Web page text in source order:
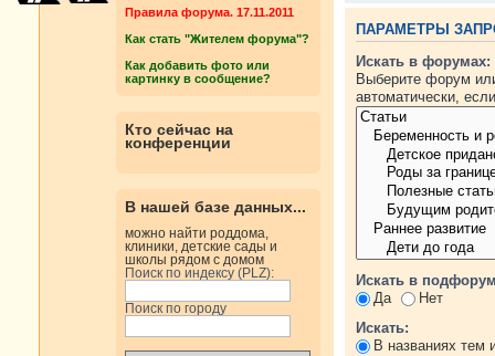
Правила форума. 17.11.2011
Как стать "Жителем форума"?
Как добавить фото или
картинку в сообщение?
Кто сейчас на
конференции
В нашей базе данных...
можно найти роддома,
клиники, детские сады и
школы рядом с домом
Поиск по индексу (PLZ):
Поиск по городу
ПАРАМЕТРЫ
Искать в форумах:
Выберите форум
автоматически,
Искать в
Да
Нет
Искать:
В названиях тем